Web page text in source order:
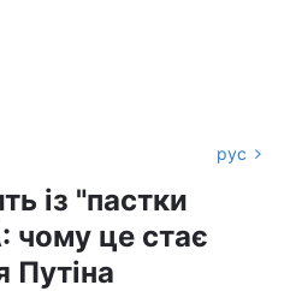
рус
із "пастки
чому це стає